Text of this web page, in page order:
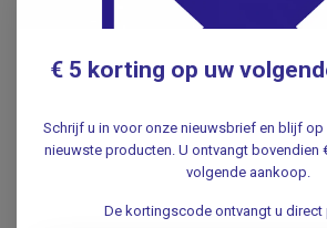
Reviews
Gerelateerde producten
HEINE
€ 5 korting op uw
Schrijf u in voor onze nieuwsbrief en blijf
nieuwste producten. U ontvangt bovendien
volgende aankoop.
De kortingscode ontvangt u direct